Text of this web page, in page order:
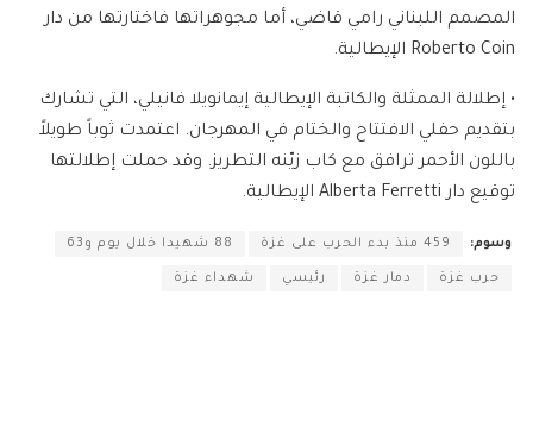
المصمم اللبناني رامي قاضي، أما مجوهراتها فاختارتها من دار
Roberto Coin الإيطالية.
• إطلالة الممثلة والكاتبة الإيطالية إيمانويلا فانيلي، التي تشارك
بتقديم حفلي الافتتاح والختام في المهرجان. اعتمدت ثوباً طويلاً
باللون الأحمر ترافق مع كاب زيّنه التطريز. وقد حملت إطلالتها
توقيع دار Alberta Ferretti الإيطالية.
وسوم: 459 منذ بدء الحرب على غزة 88 شهيدا خلال يوم و63
حرب غزة دمار غزة رئيسي شهداء غزة